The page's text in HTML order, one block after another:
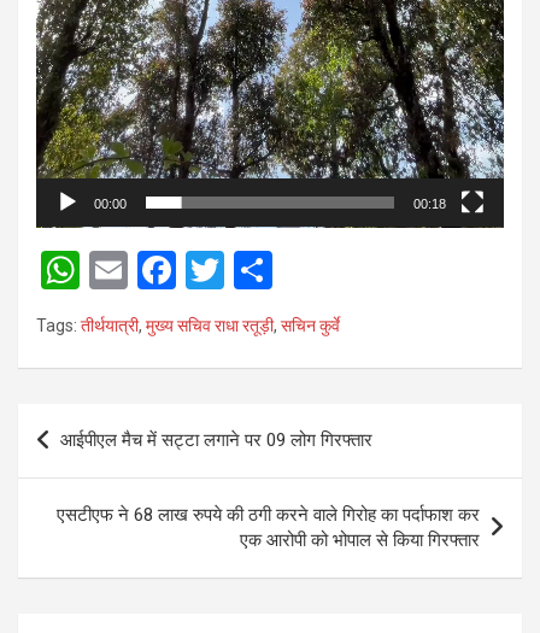
00:00 00:18
W
h
A
p
p
E
m
ail
F
a
o
o
k
T
wi h
ar
Tags: तीर्थयात्री, मुख्य सचिव राधा रतूड़ी, सचिन कुर्वे
Post
navigation
आईपीएल मैच में सट्टा लगाने पर 09 लोग गिरफ्तार
एसटीएफ ने 68 लाख रुपये की ठगी करने वाले गिरोह का पर्दाफाश कर
एक आरोपी को भोपाल से किया गिरफ्तार